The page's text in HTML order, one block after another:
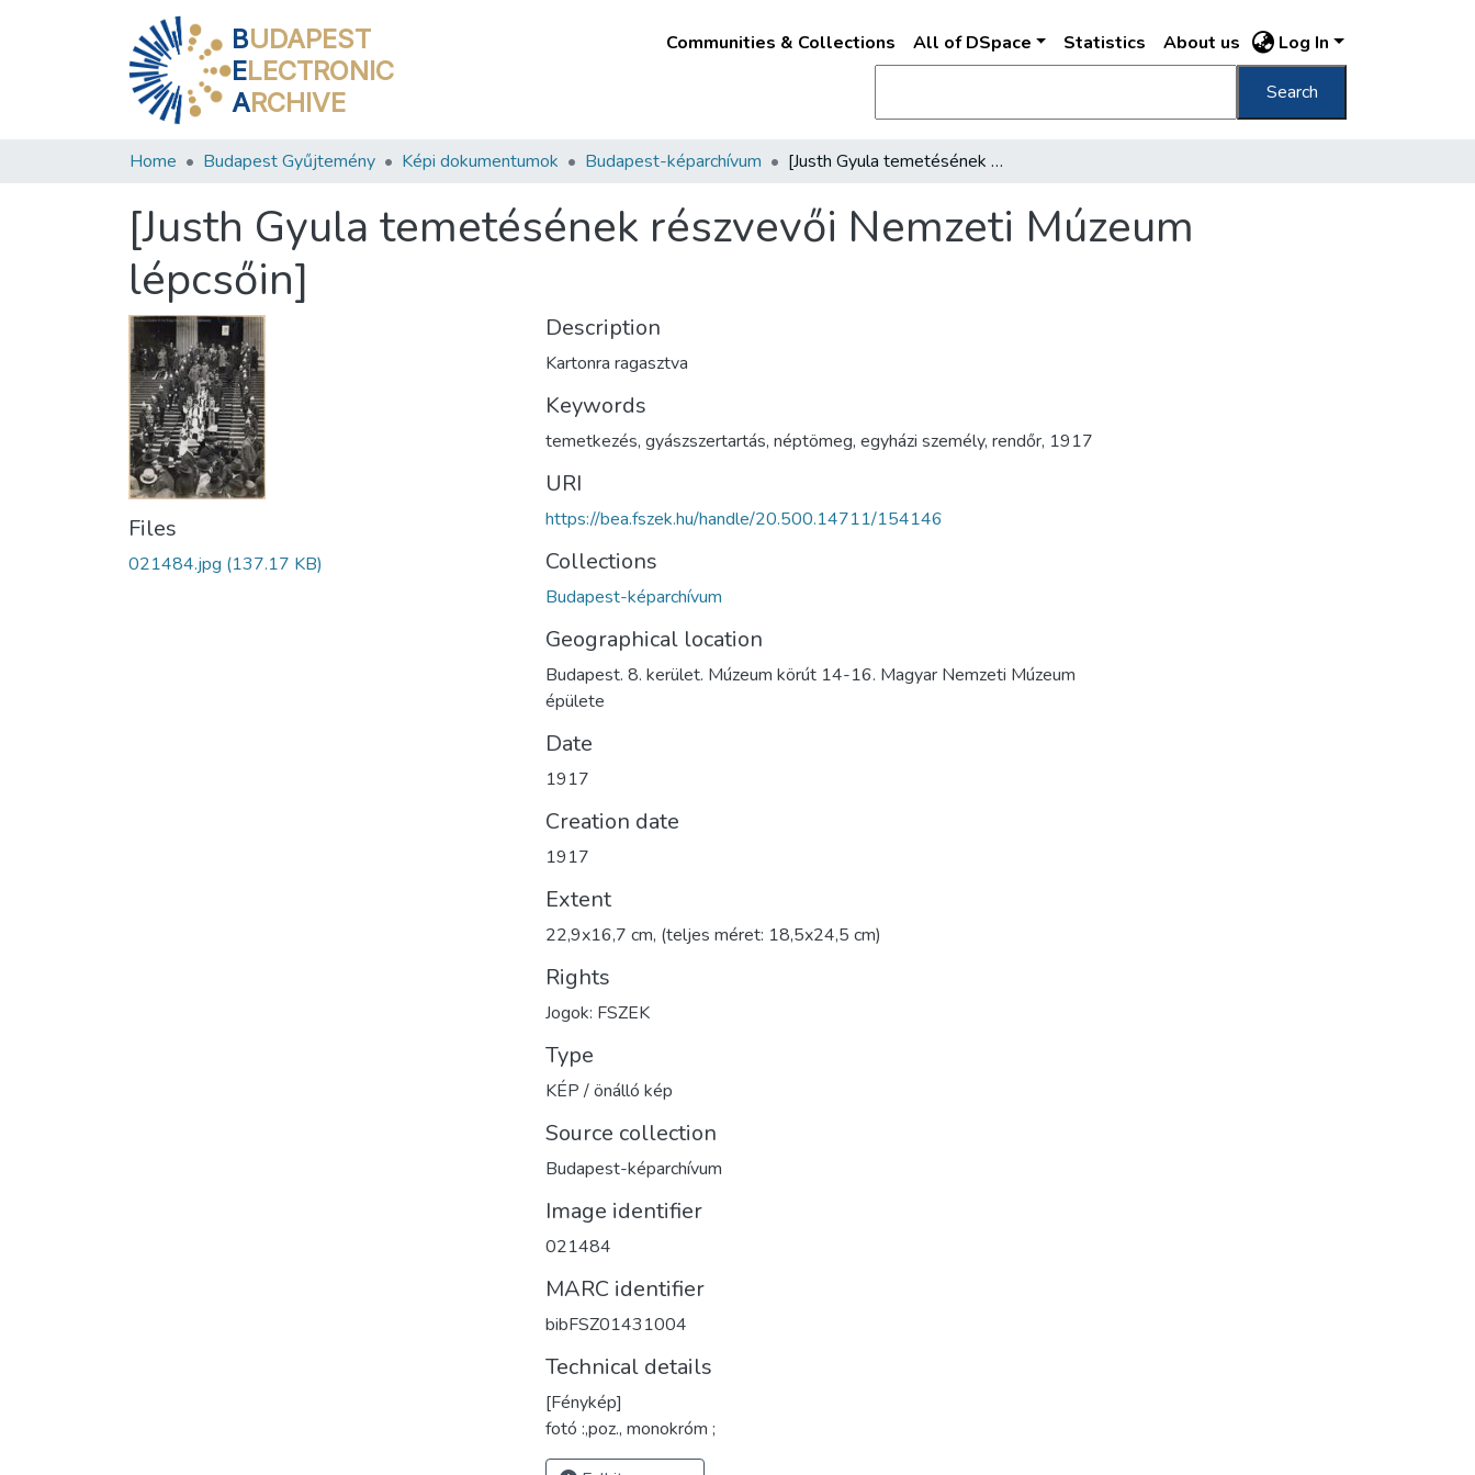
BUDAPEST
ELECTRONIC
ARCHIVE
Communities & Collections All of DSpace Statistics About us Log In
Search
Home Budapest Gyűjtemény Képi dokumentumok Budapest-képarchívum [Justh Gyula temetésének részvevői Nemzeti Múzeum lépcsőin]
[Justh Gyula temetésének részvevői Nemzeti Múzeum
lépcsőin]
Files
021484.jpg (137.17 KB)
Description
Kartonra ragasztva
Keywords
temetkezés, gyászszertartás, néptömeg, egyházi személy, rendőr, 1917
URI
https://bea.fszek.hu/handle/20.500.14711/154146
Collections
Budapest-képarchívum
Geographical location
Budapest. 8. kerület. Múzeum körút 14-16. Magyar Nemzeti Múzeum
épülete
Date
1917
Creation date
1917
Extent
22,9x16,7 cm, (teljes méret: 18,5x24,5 cm)
Rights
Jogok: FSZEK
Type
KÉP / önálló kép
Source collection
Budapest-képarchívum
Image identifier
021484
MARC identifier
bibFSZ01431004
Technical details
[Fénykép]
fotó :,poz., monokróm ;